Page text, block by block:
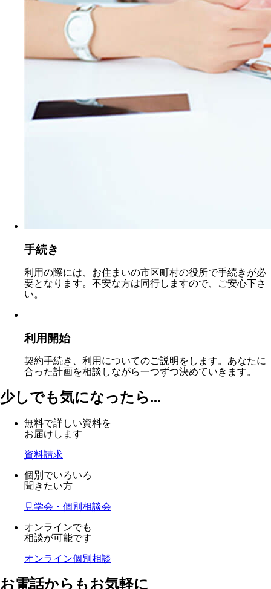
手続き
利用の際には、お住まいの市区町村の役所で手続きが必
要となります。不安な方は同行しますので、ご安心下さ
い。
利用開始
契約手続き、利用についてのご説明をします。あなたに
合った計画を相談しながら一つずつ決めていきます。
少しでも気になったら...
無料で詳しい資料を
お届けします
資料請求
個別でいろいろ
聞きたい方
見学会・個別相談会
オンラインでも
相談が可能です
オンライン個別相談
お電話からもお気軽に